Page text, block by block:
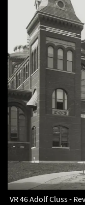
VR 46 Adolf Cluss -